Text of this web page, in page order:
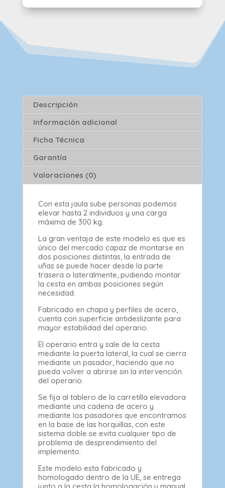
Descripción
Información adicional
Ficha Técnica
Garantía
Valoraciones (0)
Con esta jaula sube personas podemos
elevar hasta 2 individuos y una carga
máxima de 300 kg.
La gran ventaja de este modelo es que es
único del mercado capaz de montarse en
dos posiciones distintas, la entrada de
uñas se puede hacer desde la parte
trasera o lateralmente, pudiendo montar
la cesta en ambas posiciones según
necesidad.
Fabricado en chapa y perfiles de acero,
cuenta con superficie antideslizante para
mayor estabilidad del operario.
El operario entra y sale de la cesta
mediante la puerta lateral, la cual se cierra
mediante un pasador, haciendo que no
pueda volver a abrirse sin la intervención
del operario.
Se fija al tablero de la carretilla elevadora
mediante una cadena de acero y
mediante los pasadores que encontramos
en la base de las horquillas, con este
sistema doble se evita cualquier tipo de
problema de desprendimiento del
implemento.
Este modelo esta fabricado y
homologado dentro de la UE, se entrega